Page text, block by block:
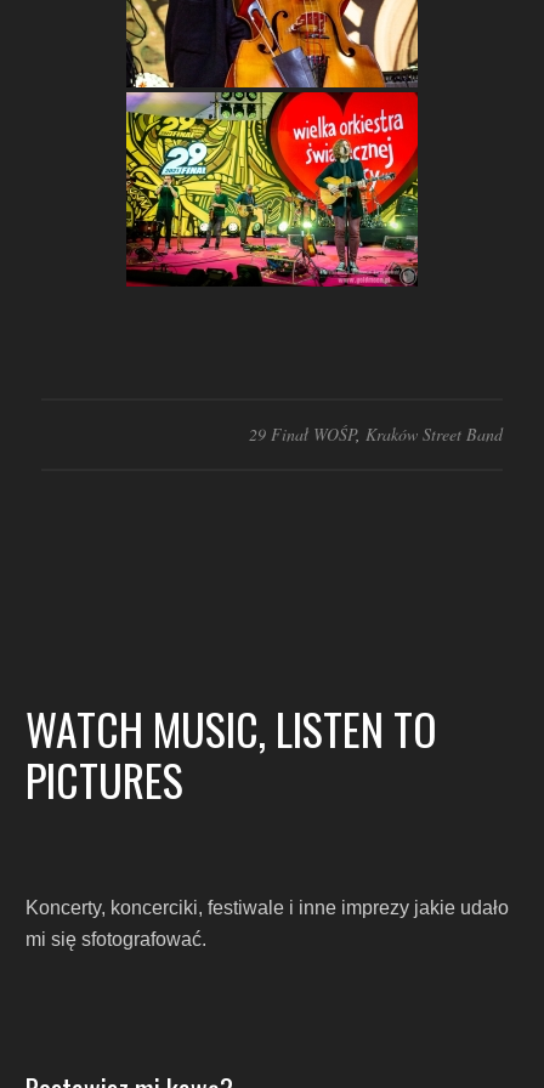
29 Finał WOŚP, Kraków Street Band
WATCH MUSIC, LISTEN TO
PICTURES
Koncerty, koncerciki, festiwale i inne imprezy jakie udało
mi się sfotografować.